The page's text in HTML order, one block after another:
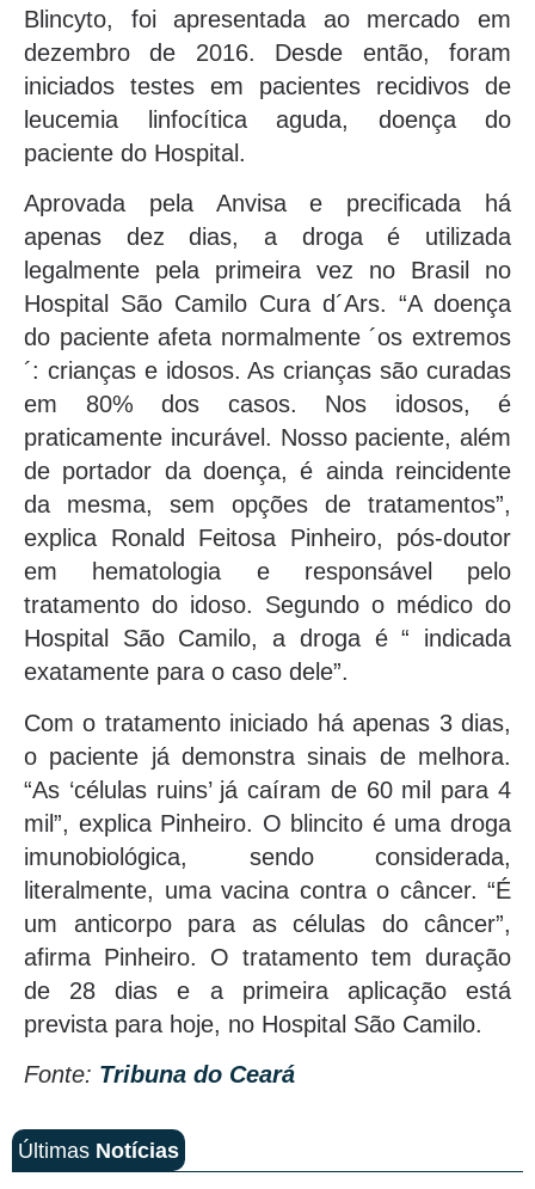
Blincyto, foi apresentada ao mercado em
dezembro de 2016. Desde então, foram
iniciados testes em pacientes recidivos de
leucemia linfocítica aguda, doença do
paciente do Hospital.
Aprovada pela Anvisa e precificada há
apenas dez dias, a droga é utilizada
legalmente pela primeira vez no Brasil no
Hospital São Camilo Cura d´Ars. “A doença
do paciente afeta normalmente ´os extremos
´: crianças e idosos. As crianças são curadas
em 80% dos casos. Nos idosos, é
praticamente incurável. Nosso paciente, além
de portador da doença, é ainda reincidente
da mesma, sem opções de tratamentos”,
explica Ronald Feitosa Pinheiro, pós-doutor
em hematologia e responsável pelo
tratamento do idoso. Segundo o médico do
Hospital São Camilo, a droga é “ indicada
exatamente para o caso dele”.
Com o tratamento iniciado há apenas 3 dias,
o paciente já demonstra sinais de melhora.
“As ‘células ruins’ já caíram de 60 mil para 4
mil”, explica Pinheiro. O blincito é uma droga
imunobiológica, sendo considerada,
literalmente, uma vacina contra o câncer. “É
um anticorpo para as células do câncer”,
afirma Pinheiro. O tratamento tem duração
de 28 dias e a primeira aplicação está
prevista para hoje, no Hospital São Camilo.
Fonte: Tribuna do Ceará
Últimas Notícias